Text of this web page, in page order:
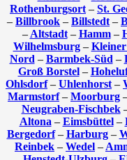
Rothenburgsort – St.
– Billbrook – Billstedt –
– Altstadt– Hamm–
Wilhelmsburg–
Nord – Barmbek-Süd –
Groß Borstel–
Ohlsdorf– Uhlenhorst –
Marmstorf– Moorburg
Neugraben-Fischbek
Altona – Eimsbüttel–
Bergedorf– Harburg–
Reinbek – Wedel –